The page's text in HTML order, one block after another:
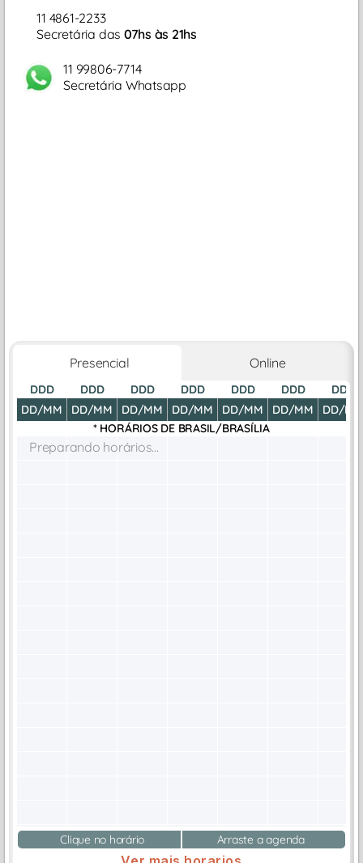
11 4861-2233
Secretária das 07hs às 21hs
11 99806-7714
Secretária Whatsapp
Presencial Online
DDD
DD/MM
DDD
DD/MM
DDD
DD/MM
DDD
DD/MM
DDD
DD/MM
DDD
DD/MM
DDD
DD/MM
* HORÁRIOS DE BRASIL/BRASÍLIA
Preparando horários...
Clique no horário Arraste a agenda